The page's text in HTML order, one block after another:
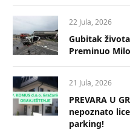
22 Jula, 2026
Gubitak
Preminuo
21 Jula, 2026
PREVARA U
nepoznato
parking!